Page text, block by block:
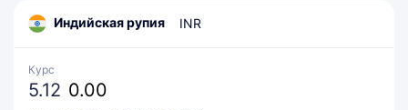
Индийская рупия INR
Курс
5.12 0.00